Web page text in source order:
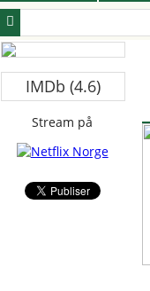
IMDb (4.6)
Stream på